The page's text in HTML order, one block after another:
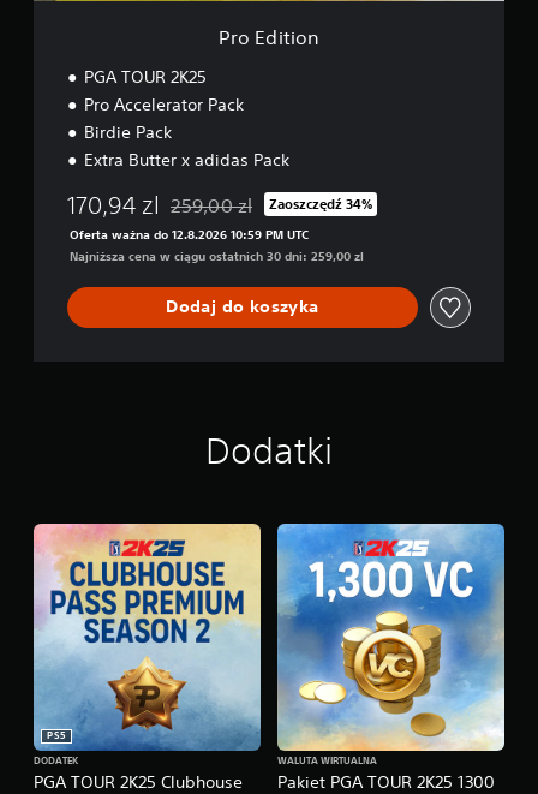
Pro Edition
PGA TOUR 2K25
Pro Accelerator Pack
Birdie Pack
Extra Butter x adidas Pack
170,94 zl Zastosowano zniżkę z oryginalnej ceny
259,00 zl Zaoszczędź 34%
Oferta ważna do 12.8.2026 10:59 PM UTC
Najniższa cena w ciągu ostatnich 30 dni: 259,00 zl
Dodaj do koszyka
Dodatki
PGA TOUR 2K25 Clubhouse
PS5
DODATEK
Pakiet PGA TOUR 2K25 1300
WALUTA WIRTUALNA